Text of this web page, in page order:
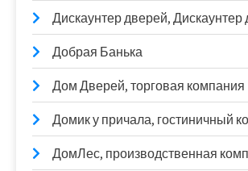
Дискаунтер дверей, Дискаунтер
Добрая Банька
Дом Дверей, торговая компания
Домик у причала, гостиничный
ДомЛес, производственная